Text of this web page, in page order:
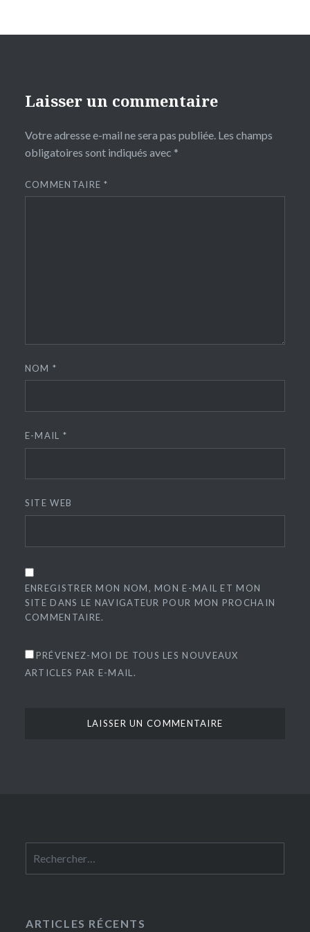
Laisser un commentaire
Votre adresse e-mail ne sera pas publiée. Les champs
obligatoires sont indiqués avec *
COMMENTAIRE*
NOM*
E-MAIL *
SITE WEB
ENREGISTRER MON NOM, MON E-MAIL ET MON
SITE DANS LE NAVIGATEUR POUR MON PROCHAIN
COMMENTAIRE.
PRÉVENEZ-MOI DE TOUS LES NOUVEAUX
ARTICLES PAR E-MAIL.
ARTICLES RÉCENTS